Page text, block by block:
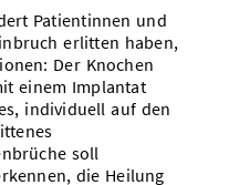
Patientinnen und
erlitten haben,
Der Knochen
einem Implantat
individuell auf den
soll
die Heilung